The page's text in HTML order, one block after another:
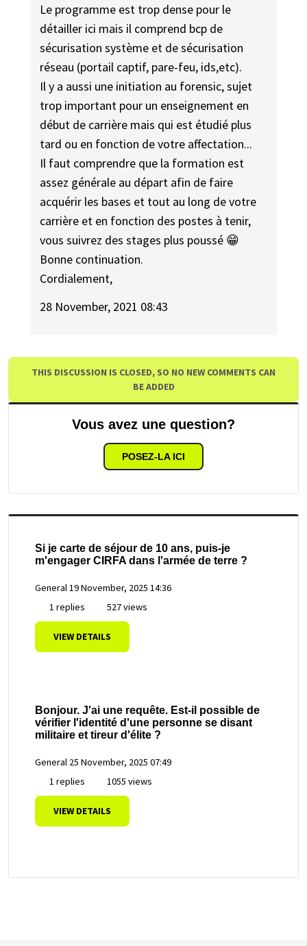
Le programme est trop dense pour le
détailler ici mais il comprend bcp de
sécurisation système et de sécurisation
réseau (portail captif, pare-feu, ids,etc).
Il y a aussi une initiation au forensic, sujet
trop important pour un enseignement en
début de carrière mais qui est étudié plus
tard ou en fonction de votre affectation...
Il faut comprendre que la formation est
assez générale au départ afin de faire
acquérir les bases et tout au long de votre
carrière et en fonction des postes à tenir,
vous suivrez des stages plus poussé 😁
Bonne continuation.
Cordialement,
28 November, 2021 08:43
THIS DISCUSSION IS CLOSED, SO NO NEW COMMENTS CAN
BE ADDED
Vous avez une question?
POSEZ-LA ICI
Si je carte de séjour de 10 ans, puis-je
m'engager CIRFA dans l'armée de terre ?
General19 November, 2025 14:36
1 replies
527 views
VIEW DETAILS
Bonjour. J'ai une requête. Est-il possible de
vérifier l'identité d'une personne se disant
militaire et tireur d'élite ?
General 25 November, 2025 07:49
1 replies
1055 views
VIEW DETAILS